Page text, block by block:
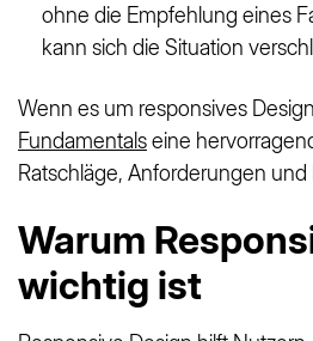
ohne die Empfehlung eines
kann sich die Situation
Wenn es um responsives
Fundamentalseine
Ratschläge, Anforderungen
Warum
wichtig ist